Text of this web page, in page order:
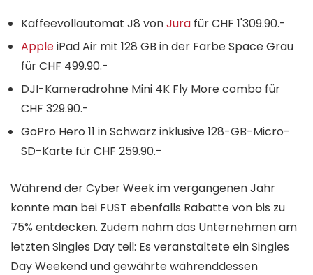
Kaffeevollautomat J8 vonJura für CHF 1'309.90.-
AppleiPad Air mit 128 GB in der Farbe Space Grau
für CHF 499.90.-
DJI-Kameradrohne Mini 4K Fly More combo für
CHF 329.90.-
GoPro Hero 11 in Schwarz inklusive 128-GB-Micro-
SD-Karte für CHF 259.90.-
Während der Cyber Week im vergangenen Jahr
konnte man bei FUST ebenfalls Rabatte von bis zu
75% entdecken. Zudem nahm das Unternehmen am
letzten Singles Day teil: Es veranstaltete ein Singles
Day Weekend und gewährte währenddessen